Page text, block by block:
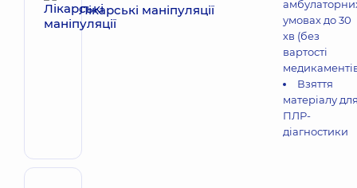
Лікарські маніпуляції
умовах до 30
хв (без
вартості
Взяття
матеріалу
ПЛР-
діагностики